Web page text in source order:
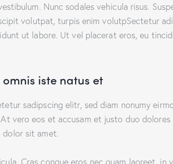
Nunc sodales vehicula risus.
volutpat, turpis enim volutpSectetur
ut labore. Ut vel placerat eros, eu
iste natus et
sadipscing elitr, sed diam nonumy
vero eos et accusam et justo duo
dolor sit amet.
Cras congue eros nec quam laoreet,